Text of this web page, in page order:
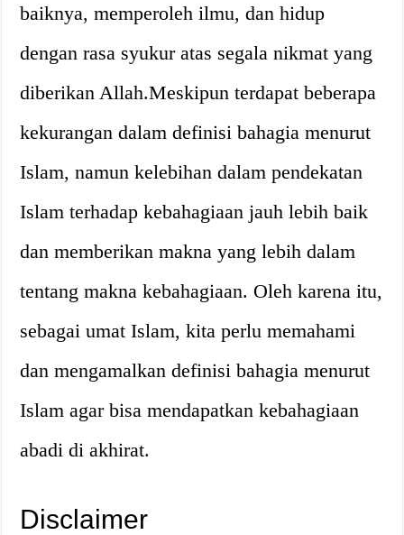
baiknya, memperoleh ilmu, dan hidup
dengan rasa syukur atas segala nikmat yang
diberikan Allah.Meskipun terdapat beberapa
kekurangan dalam definisi bahagia menurut
Islam, namun kelebihan dalam pendekatan
Islam terhadap kebahagiaan jauh lebih baik
dan memberikan makna yang lebih dalam
tentang makna kebahagiaan. Oleh karena itu,
sebagai umat Islam, kita perlu memahami
dan mengamalkan definisi bahagia menurut
Islam agar bisa mendapatkan kebahagiaan
abadi di akhirat.
Disclaimer